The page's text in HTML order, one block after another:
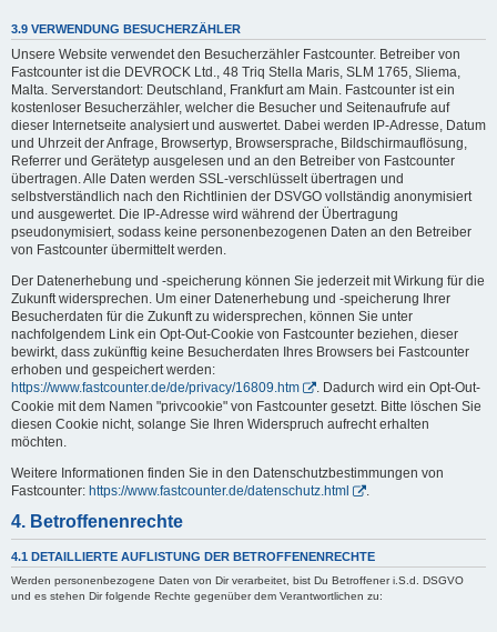
3.9 VERWENDUNG BESUCHERZÄHLER
Unsere Website verwendet den Besucherzähler Fastcounter. Betreiber von
Fastcounter ist die DEVROCK Ltd., 48 Triq Stella Maris, SLM 1765, Sliema,
Malta. Serverstandort: Deutschland, Frankfurt am Main. Fastcounter ist ein
kostenloser Besucherzähler, welcher die Besucher und Seitenaufrufe auf
dieser Internetseite analysiert und auswertet. Dabei werden IP-Adresse, Datum
und Uhrzeit der Anfrage, Browsertyp, Browsersprache, Bildschirmauflösung,
Referrer und Gerätetyp ausgelesen und an den Betreiber von Fastcounter
übertragen. Alle Daten werden SSL-verschlüsselt übertragen und
selbstverständlich nach den Richtlinien der DSVGO vollständig anonymisiert
und ausgewertet. Die IP-Adresse wird während der Übertragung
pseudonymisiert, sodass keine personenbezogenen Daten an den Betreiber
von Fastcounter übermittelt werden.
Der Datenerhebung und -speicherung können Sie jederzeit mit Wirkung für die
Zukunft widersprechen. Um einer Datenerhebung und -speicherung Ihrer
Besucherdaten für die Zukunft zu widersprechen, können Sie unter
nachfolgendem Link ein Opt-Out-Cookie von Fastcounter beziehen, dieser
bewirkt, dass zukünftig keine Besucherdaten Ihres Browsers bei Fastcounter
erhoben und gespeichert werden:
https://www.fastcounter.de/de/privacy/16809.htm
. Dadurch wird ein Opt-Out-
Cookie mit dem Namen "privcookie" von Fastcounter gesetzt. Bitte löschen Sie
diesen Cookie nicht, solange Sie Ihren Widerspruch aufrecht erhalten
möchten.
Weitere Informationen finden Sie in den Datenschutzbestimmungen von
Fastcounter: https://www.fastcounter.de/datenschutz.html
4. Betroffenenrechte
4.1 DETAILLIERTE AUFLISTUNG DER BETROFFENENRECHTE
Werden personenbezogene Daten von Dir verarbeitet, bist Du Betroffener i.S.d. DSGVO
und es stehen Dir folgende Rechte gegenüber dem Verantwortlichen zu: